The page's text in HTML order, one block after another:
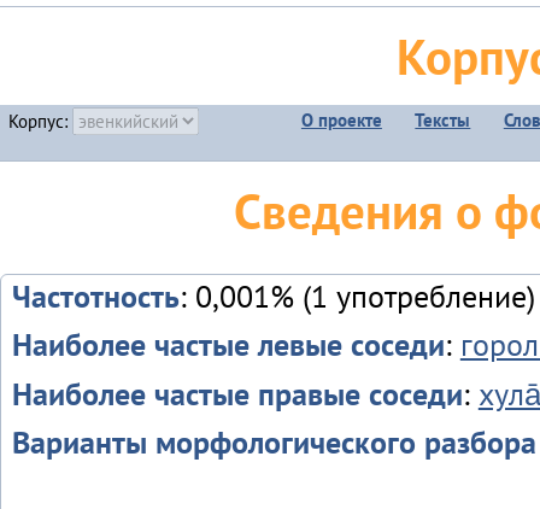
Корпус: О проекте Тексты
Сведения о
Частотность: 0,001% (1 употребление)
Наиболее частые левые соседи:
Наиболее частые правые соседи:
Варианты морфологического разбора